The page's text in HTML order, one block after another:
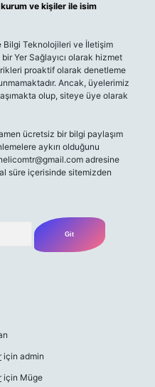
kurum ve kişiler ile isim
Bilgi Teknolojileri ve İletişim
Yer Sağlayıcı olarak hizmet
proaktif olarak denetleme
Ancak, üyelerimiz
olup, siteye üye olarak
ücretsiz bir bilgi paylaşım
aykırı olduğunu
adresine
süre içerisinde sitemizden
için admin
için Müge